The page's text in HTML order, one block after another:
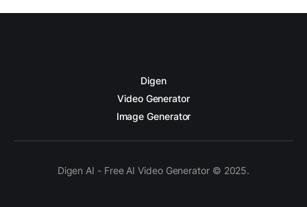
Digen
Video Generator
Image Generator
Digen AI - Free AI Video Generator © 2025.